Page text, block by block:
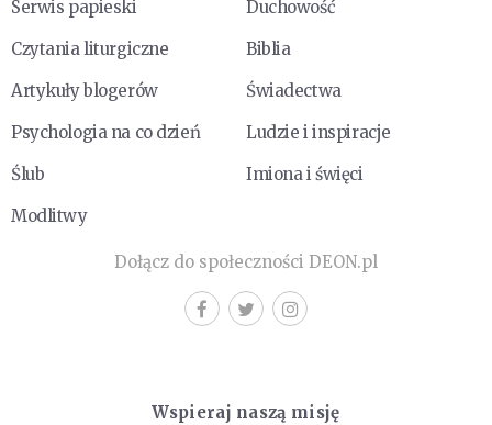
Serwis papieski
Duchowość
Czytania liturgiczne
Biblia
Artykuły blogerów
Świadectwa
Psychologia na co dzień
Ludzie i inspiracje
Ślub
Imiona i święci
Modlitwy
Dołącz do społeczności DEON.pl
Wspieraj naszą misję